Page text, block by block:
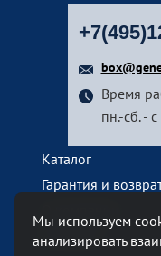
Время
пн.-сб. -
Каталог
Гарантия и
Контакты
Мы используем
анализировать